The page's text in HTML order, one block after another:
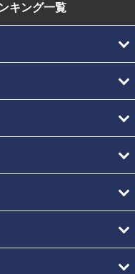
キング一覧